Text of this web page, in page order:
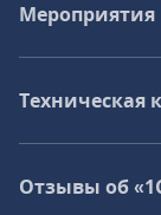
Мероприятия
Техническая
Отзывы об